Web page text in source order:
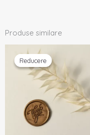
Produse similare
Reducere
Reducere
Prețul
inițial
a
fost:
1,70 lei.
curent
este:
1,50 lei.